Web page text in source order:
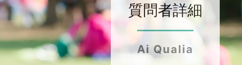
質問者詳細
Ai Qualia